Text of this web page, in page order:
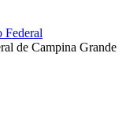
de Campina Grande